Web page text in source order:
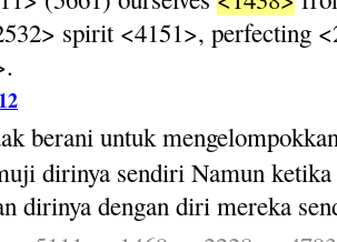
spirit <4151>, perfecting
berani untuk
dirinya sendiri Namun ketika
dirinya dengan diri mereka